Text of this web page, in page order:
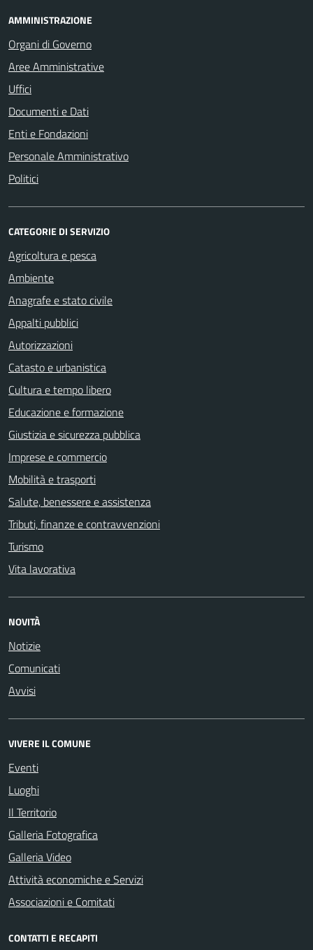
AMMINISTRAZIONE
Organi di Governo
Aree Amministrative
Uffici
Documenti e Dati
Enti e Fondazioni
Personale Amministrativo
Politici
CATEGORIE DI SERVIZIO
Agricoltura e pesca
Ambiente
Anagrafe e stato civile
Appalti pubblici
Autorizzazioni
Catasto e urbanistica
Cultura e tempo libero
Educazione e formazione
Giustizia e sicurezza pubblica
Imprese e commercio
Mobilità e trasporti
Salute, benessere e assistenza
Tributi, finanze e contravvenzioni
Turismo
Vita lavorativa
NOVITÀ
Notizie
Comunicati
Avvisi
VIVERE IL COMUNE
Eventi
Luoghi
Il Territorio
Galleria Fotografica
Galleria Video
Attività economiche e Servizi
Associazioni e Comitati
CONTATTI E RECAPITI